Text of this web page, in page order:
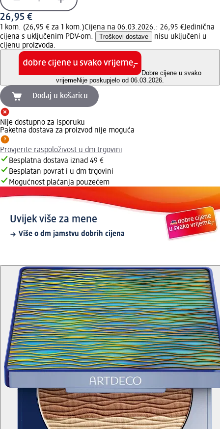
26,95 €
1 kom. (26,95 € za 1 kom.)Cijena na 06.03.2026.: 26,95 €Jedinična
cijena s uključenim PDV-om.
Troškovi dostave
nisu uključeni u
cijenu proizvoda.
Dobre cijene u svako
vrijemeNije poskupjelo od 06.03.2026.
Dodaj u košaricu
Nije dostupno za isporuku
Paketna dostava za proizvod nije moguća
Provjerite raspoloživost u dm trgovini
Besplatna dostava iznad 49 €
Besplatan povrat i u dm trgovini
Mogućnost plaćanja pouzećem
Uvijek više za mene
Više o dm jamstvu dobrih cijena